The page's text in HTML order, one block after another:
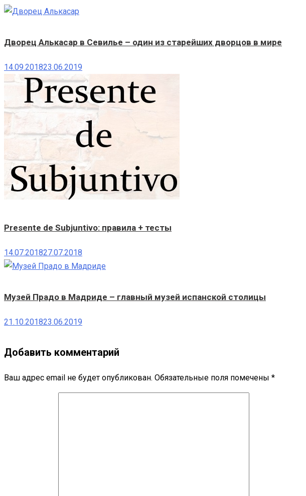
Дворец Алькасар в Севилье – один из старейших дворцов в мире
14.09.201823.06.2019
Presente de Subjuntivo: правила + тесты
14.07.201827.07.2018
Музей Прадо в Мадриде – главный музей испанской столицы
21.10.201823.06.2019
Добавить комментарий
Ваш адрес email не будет опубликован. Обязательные поля помечены *